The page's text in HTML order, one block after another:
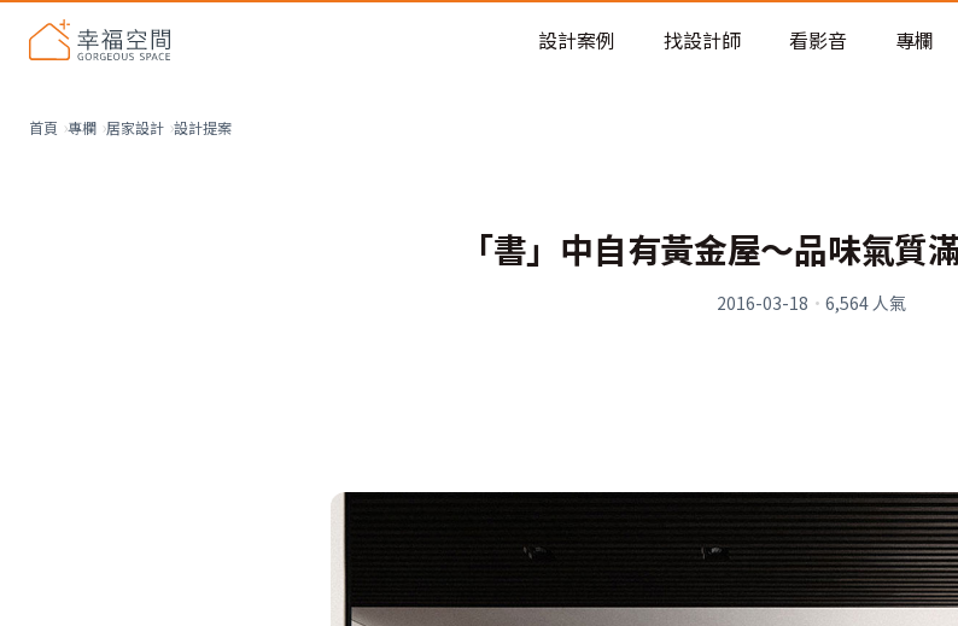
老屋預算分配與高 CP 值煥新術
設計案例 找設計師 看影音 專欄
首頁 專欄 居家設計 設計提案
「書」中自有黃金屋～品味氣質
2016-03-18 · 6,564人氣